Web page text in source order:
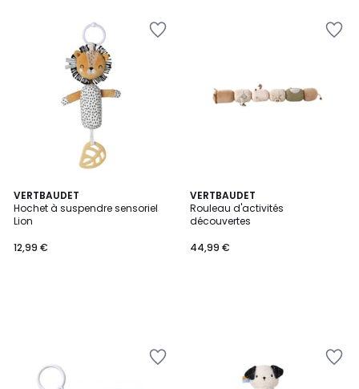
VERTBAUDET
Hochet à suspendre sensoriel
Lion
12,99 €
VERTBAUDET
Rouleau d'activités
découvertes
44,99 €